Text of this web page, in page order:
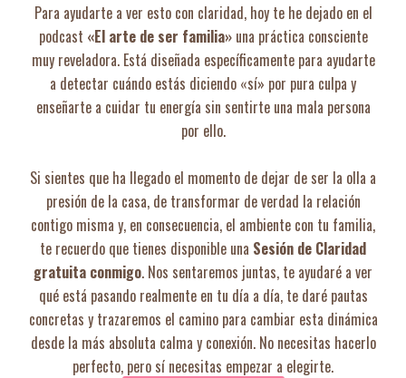
Para ayudarte a ver esto con claridad, hoy te he dejado en el
podcast «El arte de ser familia»una práctica consciente
muy reveladora. Está diseñada específicamente para ayudarte
a detectar cuándo estás diciendo «sí» por pura culpa y
enseñarte a cuidar tu energía sin sentirte una mala persona
por ello.
Si sientes que ha llegado el momento de dejar de ser la olla a
presión de la casa, de transformar de verdad la relación
contigo misma y, en consecuencia, el ambiente con tu familia,
te recuerdo que tienes disponible una Sesión de Claridad
gratuita conmigo. Nos sentaremos juntas, te ayudaré a ver
qué está pasando realmente en tu día a día, te daré pautas
concretas y trazaremos el camino para cambiar esta dinámica
desde la más absoluta calma y conexión. No necesitas hacerlo
perfecto, pero sí necesitas empezar a elegirte.